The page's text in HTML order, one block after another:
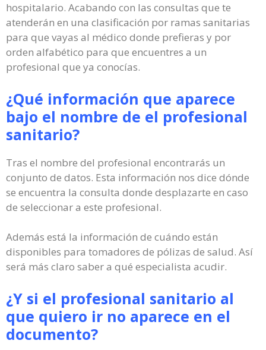
hospitalario. Acabando con las consultas que te
atenderán en una clasificación por ramas sanitarias
para que vayas al médico donde prefieras y por
orden alfabético para que encuentres a un
profesional que ya conocías.
¿Qué información que aparece
bajo el nombre de el profesional
sanitario?
Tras el nombre del profesional encontrarás un
conjunto de datos. Esta información nos dice dónde
se encuentra la consulta donde desplazarte en caso
de seleccionar a este profesional.
Además está la información de cuándo están
disponibles para tomadores de pólizas de salud. Así
será más claro saber a qué especialista acudir.
¿Y si el profesional sanitario al
que quiero ir no aparece en el
documento?